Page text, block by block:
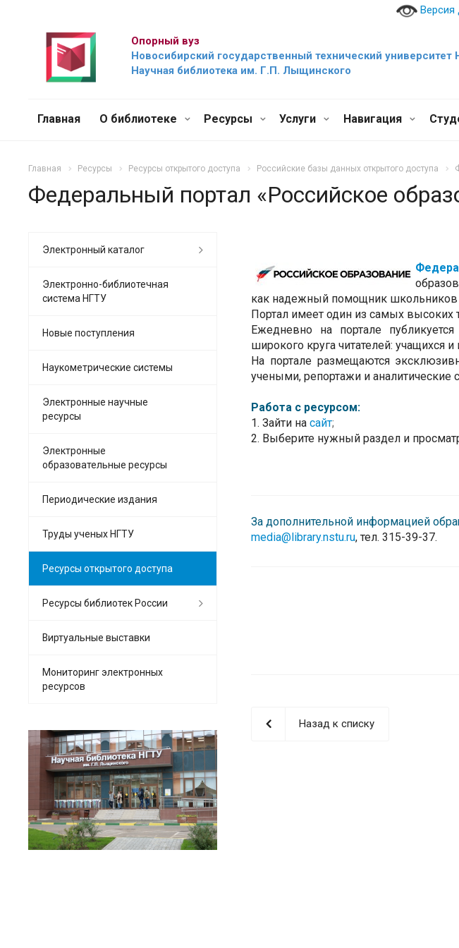
Версия
Опорный вуз
Новосибирский государственный технический уни
Научная библиотека им. Г.П. Лыщинского
Главная О библиотеке Ресурсы Услуги Навигация
Главная Ресурсы Ресурсы открытого доступа Российские базы данных открытого доступа
Федеральный портал «Российское
как надежный помощник школьников
Портал имеет один из самых высоких
Ежедневно на портале
широкого круга читателей: учащихся
На портале размещаются
учеными, репортажи и аналитические
Работа с ресурсом:
1. Зайти на сайт;
2. Выберите нужный раздел и
За дополнительной информацией
media@library.nstu.ru, тел. 315-39-37.
Назад к списку
Электронный каталог
Электронно-библиотечная
система НГТУ
Новые поступления
Наукометрические системы
Электронные научные
ресурсы
Электронные
образовательные ресурсы
Периодические издания
Труды ученых НГТУ
Ресурсы открытого доступа
Ресурсы библиотек России
Виртуальные выставки
Мониторинг электронных
ресурсов